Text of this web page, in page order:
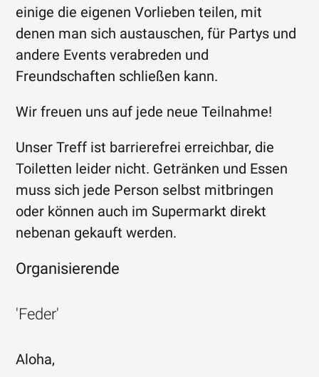
einige die eigenen Vorlieben teilen, mit
denen man sich austauschen, für Partys und
andere Events verabreden und
Freundschaften schließen kann.
Wir freuen uns auf jede neue Teilnahme!
Unser Treff ist barrierefrei erreichbar, die
Toiletten leider nicht. Getränken und Essen
muss sich jede Person selbst mitbringen
oder können auch im Supermarkt direkt
nebenan gekauft werden.
Organisierende
'Feder'
Aloha,